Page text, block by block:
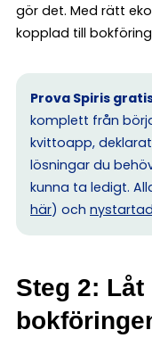
gör det. Med rätt
kopplad till
Prova Spiris
komplett från
kvittoapp,
lösningar du
kunna ta ledigt.
här) och
Steg 2: